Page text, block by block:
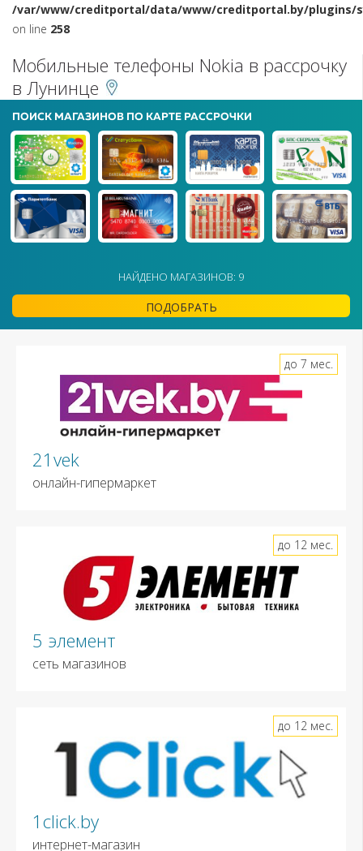
/var/www/creditportal/data/www/creditportal.by/plugins/
on line 258
Мобильные телефоны Nokia в рассрочку
в Лунинце
ПОИСК МАГАЗИНОВ ПО КАРТЕ РАССРОЧКИ
НАЙДЕНО МАГАЗИНОВ: 9
ПОДОБРАТЬ
21vek
онлайн-гипермаркет
до 7 мес.
5 элемент
сеть магазинов
до 12 мес.
1click.by
интернет-магазин
до 12 мес.